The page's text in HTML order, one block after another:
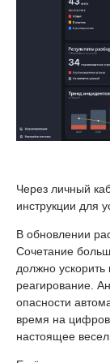
Через личный
инструкции для
В обновлении
Сочетание
должно ускорить
реагирование.
опасности
время на
настоящее